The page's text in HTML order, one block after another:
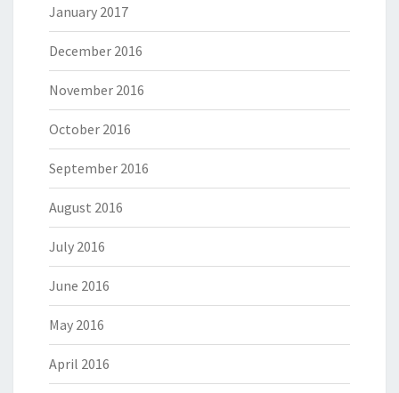
January 2017
December 2016
November 2016
October 2016
September 2016
August 2016
July 2016
June 2016
May 2016
April 2016